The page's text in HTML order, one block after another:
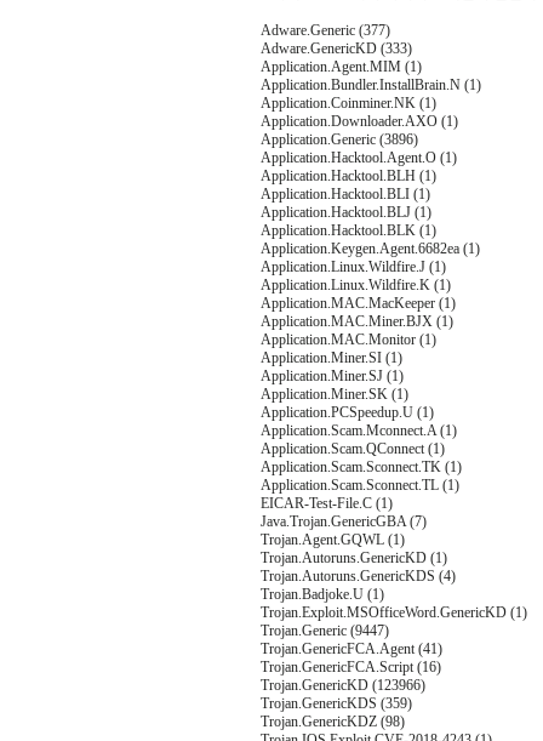
Adware.Generic (377)
Adware.GenericKD (333)
Application.Agent.MIM (1)
Application.Bundler.InstallBrain.N (1)
Application.Coinminer.NK (1)
Application.Downloader.AXO (1)
Application.Generic (3896)
Application.Hacktool.Agent.O (1)
Application.Hacktool.BLH (1)
Application.Hacktool.BLI (1)
Application.Hacktool.BLJ (1)
Application.Hacktool.BLK (1)
Application.Keygen.Agent.6682ea (1)
Application.Linux.Wildfire.J (1)
Application.Linux.Wildfire.K (1)
Application.MAC.MacKeeper (1)
Application.MAC.Miner.BJX (1)
Application.MAC.Monitor (1)
Application.Miner.SI (1)
Application.Miner.SJ (1)
Application.Miner.SK (1)
Application.PCSpeedup.U (1)
Application.Scam.Mconnect.A (1)
Application.Scam.QConnect (1)
Application.Scam.Sconnect.TK (1)
Application.Scam.Sconnect.TL (1)
EICAR-Test-File.C (1)
Java.Trojan.GenericGBA (7)
Trojan.Agent.GQWL (1)
Trojan.Autoruns.GenericKD (1)
Trojan.Autoruns.GenericKDS (4)
Trojan.Badjoke.U (1)
Trojan.Exploit.MSOfficeWord.GenericKD (1)
Trojan.Generic (9447)
Trojan.GenericFCA.Agent (41)
Trojan.GenericFCA.Script (16)
Trojan.GenericKD (123966)
Trojan.GenericKDS (359)
Trojan.GenericKDZ (98)